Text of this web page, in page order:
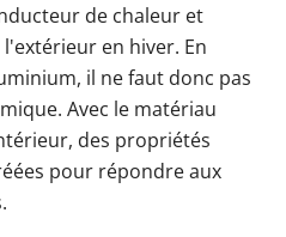
de chaleur et
en hiver. En
il ne faut donc pas
Avec le matériau
des propriétés
pour répondre aux